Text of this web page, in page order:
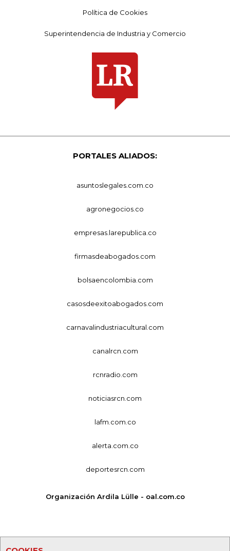
Política de Cookies
Superintendencia de Industria y Comercio
PORTALES ALIADOS:
asuntoslegales.com.co
agronegocios.co
empresas.larepublica.co
firmasdeabogados.com
bolsaencolombia.com
casosdeexitoabogados.com
carnavalindustriacultural.com
canalrcn.com
rcnradio.com
noticiasrcn.com
lafm.com.co
alerta.com.co
deportesrcn.com
Organización Ardila Lülle - oal.com.co